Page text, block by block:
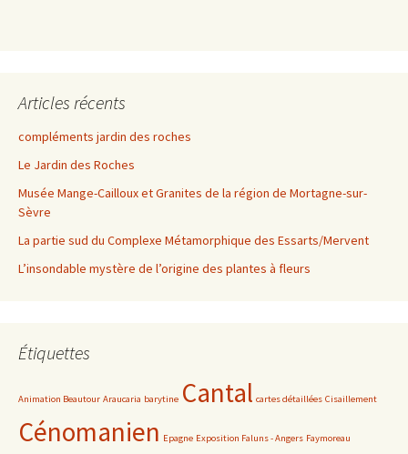
Articles récents
compléments jardin des roches
Le Jardin des Roches
Musée Mange-Cailloux et Granites de la région de Mortagne-sur-
Sèvre
La partie sud du Complexe Métamorphique des Essarts/Mervent
L’insondable mystère de l’origine des plantes à fleurs
Étiquettes
Animation Beautour Araucaria barytine Cantal cartes détaillées Cisaillement
Cénomanien Epagne Exposition Faluns - Angers Faymoreau